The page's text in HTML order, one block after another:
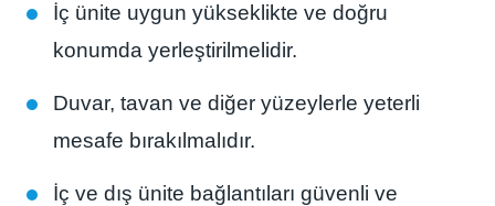
İç ünite uygun yükseklikte ve doğru
konumda yerleştirilmelidir.
Duvar, tavan ve diğer yüzeylerle yeterli
mesafe bırakılmalıdır.
İç ve dış ünite bağlantıları güvenli ve